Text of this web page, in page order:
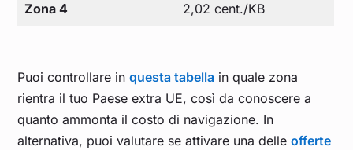
Zona 4 2,02 cent./KB
Puoi controllare inquesta tabella in quale zona
rientra il tuo Paese extra UE, così da conoscere a
quanto ammonta il costo di navigazione. In
alternativa, puoi valutare se attivare una delleofferte